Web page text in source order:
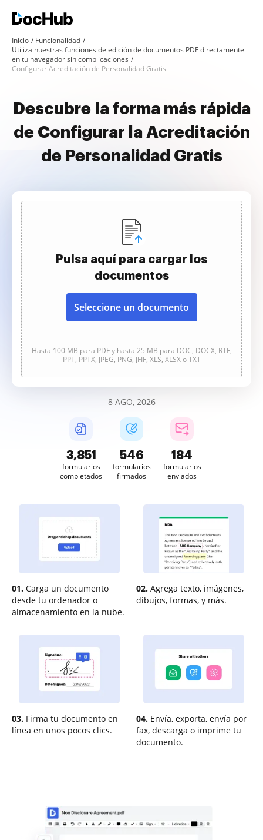
Inicio
Funcionalidad
Utiliza nuestras funciones de edición de documentos PDF directamente
en tu navegador sin complicaciones
Configurar Acreditación de Personalidad Gratis
Descubre la forma más rápida
de Configurar la Acreditación
de Personalidad Gratis
Pulsa aquí para cargar los
documentos
Seleccione un documento
Hasta 100 MB para PDF y hasta 25 MB para DOC, DOCX, RTF,
PPT, PPTX, JPEG, PNG, JFIF, XLS, XLSX o TXT
8 AGO, 2026
3,852
formularios
completados
546
formularios
firmados
184
formularios
enviados
01. Carga un documento
desde tu ordenador o
almacenamiento en la nube.
02. Agrega texto, imágenes,
dibujos, formas, y más.
03. Firma tu documento en
línea en unos pocos clics.
04. Envía, exporta, envía por
fax, descarga o imprime tu
documento.